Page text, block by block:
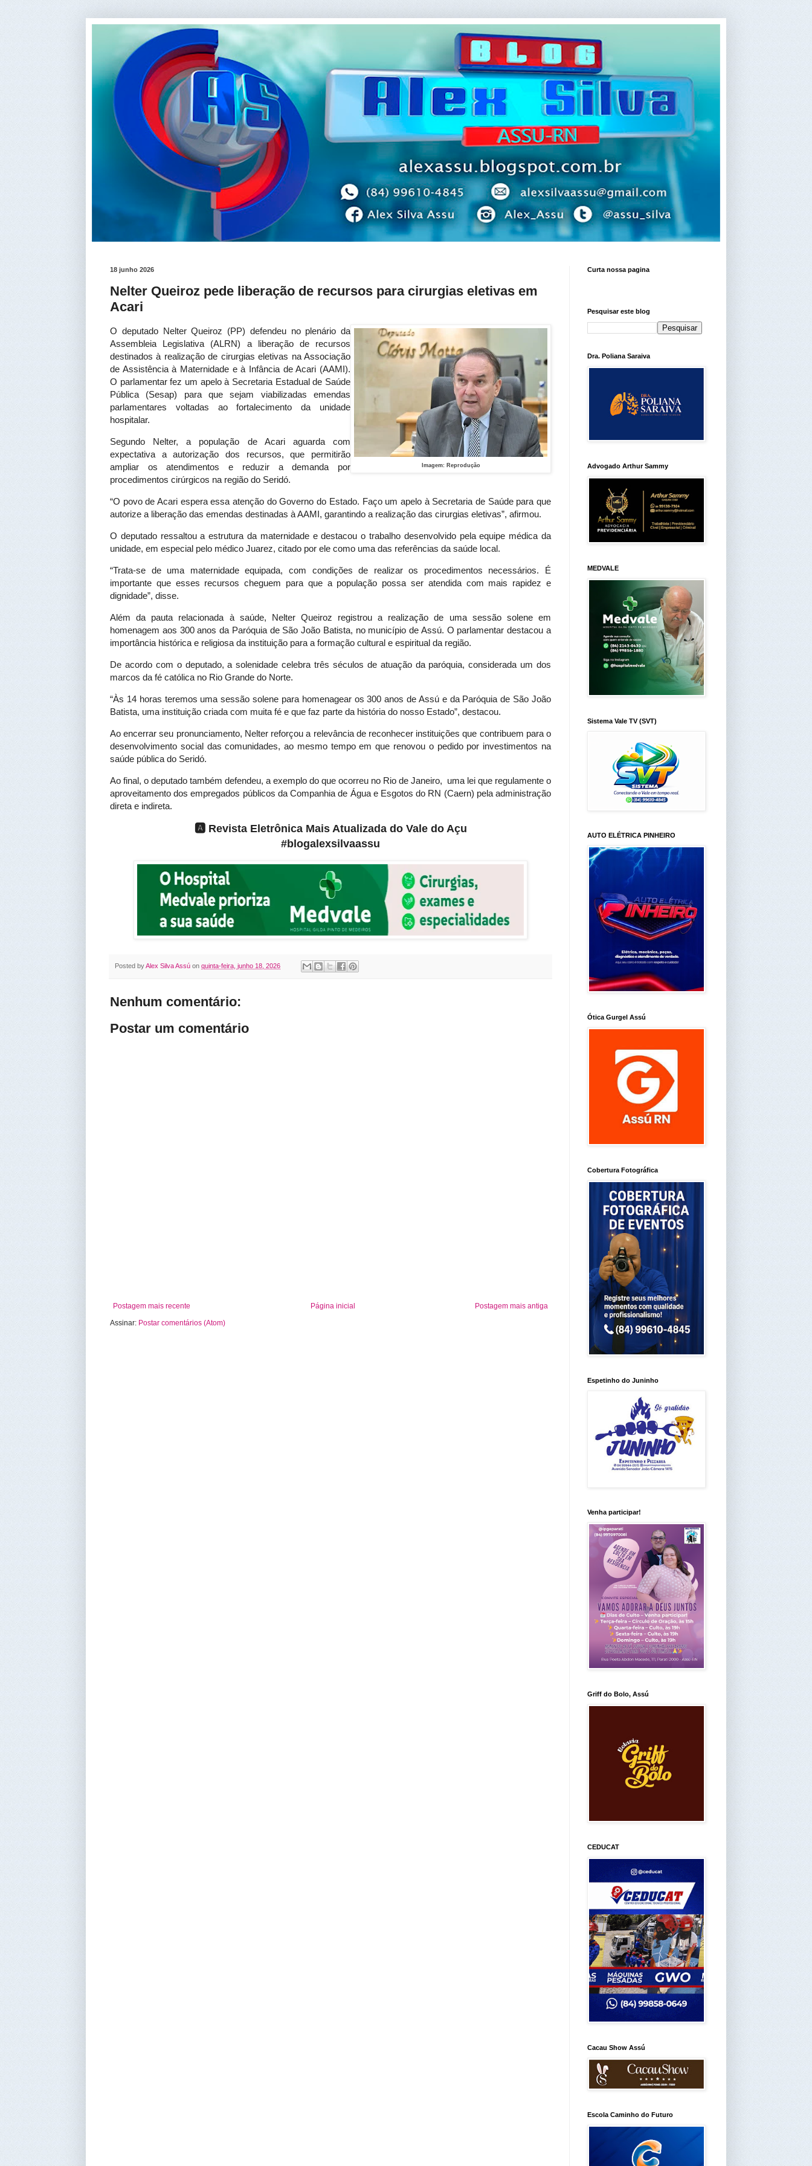
18 junho 2026
Nelter Queiroz pede liberação de recursos para cirurgias eletivas em
Acari
Imagem: Reprodução
O deputado Nelter Queiroz (PP) defendeu no plenário da
Assembleia Legislativa (ALRN) a liberação de recursos
destinados à realização de cirurgias eletivas na Associação
de Assistência à Maternidade e à Infância de Acari (AAMI).
O parlamentar fez um apelo à Secretaria Estadual de Saúde
Pública (Sesap) para que sejam viabilizadas emendas
parlamentares voltadas ao fortalecimento da unidade
hospitalar.
Segundo Nelter, a população de Acari aguarda com
expectativa a autorização dos recursos, que permitirão
ampliar os atendimentos e reduzir a demanda por
procedimentos cirúrgicos na região do Seridó.
“O povo de Acari espera essa atenção do Governo do Estado. Faço um apelo à Secretaria de Saúde para que
autorize a liberação das emendas destinadas à AAMI, garantindo a realização das cirurgias eletivas”, afirmou.
O deputado ressaltou a estrutura da maternidade e destacou o trabalho desenvolvido pela equipe médica da
unidade, em especial pelo médico Juarez, citado por ele como uma das referências da saúde local.
“Trata-se de uma maternidade equipada, com condições de realizar os procedimentos necessários. É
importante que esses recursos cheguem para que a população possa ser atendida com mais rapidez e
dignidade”, disse.
Além da pauta relacionada à saúde, Nelter Queiroz registrou a realização de uma sessão solene em
homenagem aos 300 anos da Paróquia de São João Batista, no município de Assú. O parlamentar destacou a
importância histórica e religiosa da instituição para a formação cultural e espiritual da região.
De acordo com o deputado, a solenidade celebra três séculos de atuação da paróquia, considerada um dos
marcos da fé católica no Rio Grande do Norte.
“Às 14 horas teremos uma sessão solene para homenagear os 300 anos de Assú e da Paróquia de São João
Batista, uma instituição criada com muita fé e que faz parte da história do nosso Estado”, destacou.
Ao encerrar seu pronunciamento, Nelter reforçou a relevância de reconhecer instituições que contribuem para o
desenvolvimento social das comunidades, ao mesmo tempo em que renovou o pedido por investimentos na
saúde pública do Seridó.
Ao final, o deputado também defendeu, a exemplo do que ocorreu no Rio de Janeiro,  uma lei que regulamente o
aproveitamento dos empregados públicos da Companhia de Água e Esgotos do RN (Caern) pela administração
direta e indireta.
🅰️ Revista Eletrônica Mais Atualizada do Vale do Açu
#blogalexsilvaassu
Posted byAlex Silva Assú on quinta-feira, junho 18, 2026
Nenhum comentário:
Postar um comentário
Postagem mais recente Postagem mais antiga
Página inicial
Assinar: Postar comentários (Atom)
Curta nossa pagina
Pesquisar este blog
Dra. Poliana Saraiva
Advogado Arthur Sammy
MEDVALE
Sistema Vale TV (SVT)
AUTO ELÉTRICA PINHEIRO
Ótica Gurgel Assú
Cobertura Fotográfica
Espetinho do Juninho
Venha participar!
Griff do Bolo, Assú
CEDUCAT
Cacau Show Assú
Escola Caminho do Futuro